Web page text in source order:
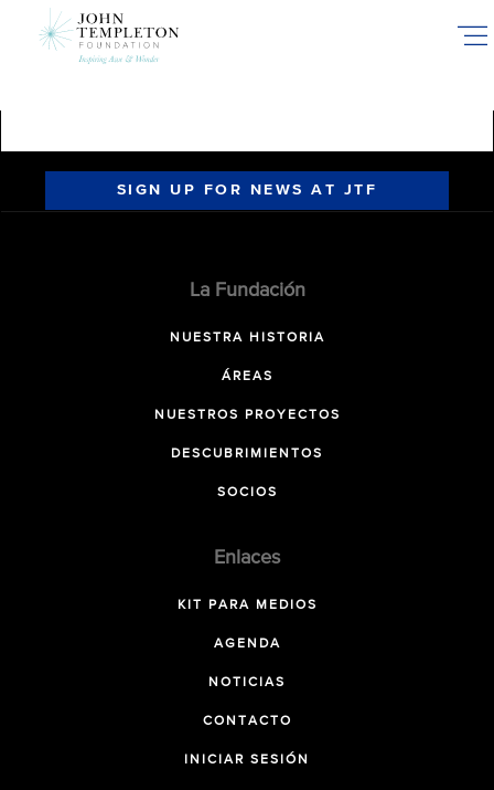
SIGN UP FOR NEWS AT JTF
La Fundación
NUESTRA HISTORIA
ÁREAS
NUESTROS PROYECTOS
DESCUBRIMIENTOS
SOCIOS
Enlaces
KIT PARA MEDIOS
AGENDA
NOTICIAS
CONTACTO
INICIAR SESIÓN